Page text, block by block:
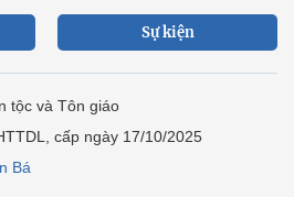
Sự kiện
tộc và Tôn giáo
cấp ngày 17/10/2025
Bá